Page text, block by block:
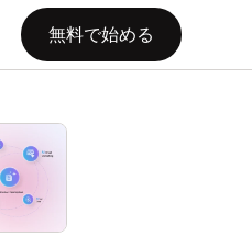
無料で始める